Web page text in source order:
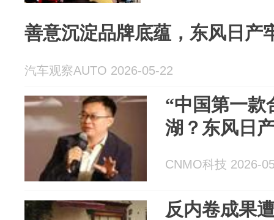
善意沉淀品牌底蕴，东风日产
汽车观察AUTO 2026-05-22
“中国第一款
湖？东风日
CNMO科技 2026-
反内卷成果